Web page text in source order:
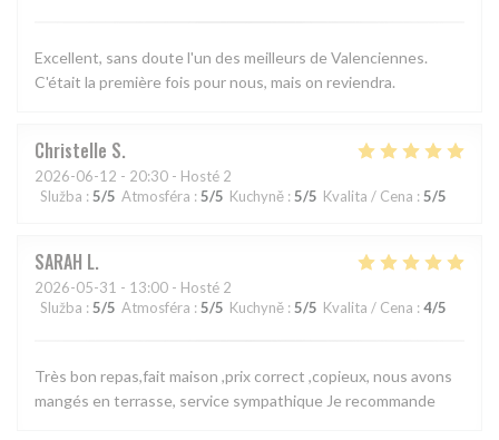
Excellent, sans doute l'un des meilleurs de Valenciennes.
C'était la première fois pour nous, mais on reviendra.
Christelle S
2026-06-12 - 20:30 - Hosté 2
Služba : 5/5 Atmosféra : 5/5 Kuchyně : 5/5 Kvalita / Cena : 5/5
SARAH L
2026-05-31 - 13:00 - Hosté 2
Služba : 5/5 Atmosféra : 5/5 Kuchyně : 5/5 Kvalita / Cena : 4/5
Très bon repas,fait maison ,prix correct ,copieux, nous avons
mangés en terrasse, service sympathique Je recommande